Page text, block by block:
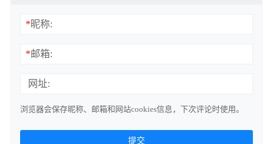
*昵称:
*邮箱:
网址:
浏览器会保存昵称、邮箱和网站cookies信息，下次评论时使用。